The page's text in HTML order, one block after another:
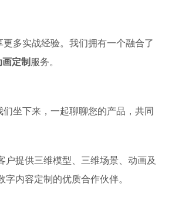
多实战经验。我们拥有一个融合了
定制 服务。
坐下来，一起聊聊您的产品，共同
户提供三维模型、三维场景、动画及
内容定制的优质合作伙伴。